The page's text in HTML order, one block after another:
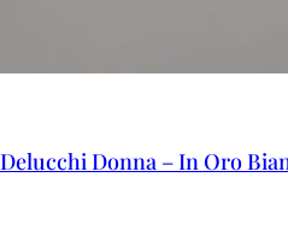
Donna – In Oro